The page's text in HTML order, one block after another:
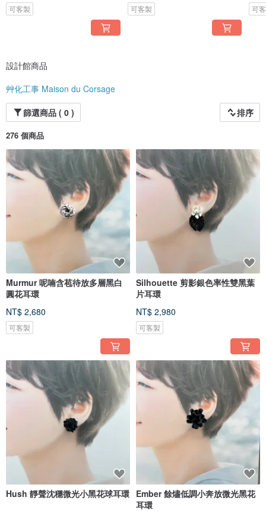
可客製 可客製 可
設計館商品
艸化工事 Maison du Corsage
篩選商品 ( 0 )
排序
276 個商品
Murmur 呢喃含苞待放多層黑白
圓花耳環
NT$ 2,680
可客製
Silhouette 剪影銀色率性雙黑葉
片耳環
NT$ 2,980
可客製
Hush 靜聲沈穩微光小黑花球耳環 Ember 餘燼低調小奔放微光黑花
耳環